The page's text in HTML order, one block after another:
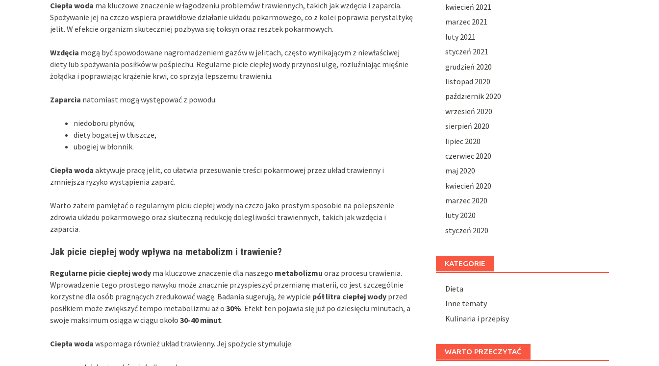
Ciepła woda ma kluczowe znaczenie w łagodzeniu problemów trawiennych, takich jak wzdęcia i zaparcia.
Spożywanie jej na czczo wspiera prawidłowe działanie układu pokarmowego, co z kolei poprawia perystaltykę
jelit. W efekcie organizm skuteczniej pozbywa się toksyn oraz resztek pokarmowych.
Wzdęcia mogą być spowodowane nagromadzeniem gazów w jelitach, często wynikającym z niewłaściwej
diety lub spożywania posiłków w pośpiechu. Regularne picie ciepłej wody przynosi ulgę, rozluźniając mięśnie
żołądka i poprawiając krążenie krwi, co sprzyja lepszemu trawieniu.
Zaparcia natomiast mogą występować z powodu:
niedoboru płynów,
diety bogatej w tłuszcze,
ubogiej w błonnik.
Ciepła woda aktywuje pracę jelit, co ułatwia przesuwanie treści pokarmowej przez układ trawienny i
zmniejsza ryzyko wystąpienia zaparć.
Warto zatem pamiętać o regularnym piciu ciepłej wody na czczo jako prostym sposobie na polepszenie
zdrowia układu pokarmowego oraz skuteczną redukcję dolegliwości trawiennych, takich jak wzdęcia i
zaparcia.
Jak picie ciepłej wody wpływa na metabolizm i trawienie?
Regularne picie ciepłej wody ma kluczowe znaczenie dla naszego metabolizmu oraz procesu trawienia.
Wprowadzenie tego prostego nawyku może znacznie przyspieszyć przemianę materii, co jest szczególnie
korzystne dla osób pragnących zredukować wagę. Badania sugerują, że wypicie pół litra ciepłej wody przed
posiłkiem może zwiększyć tempo metabolizmu aż o 30%. Efekt ten pojawia się już po dziesięciu minutach, a
swoje maksimum osiąga w ciągu około 30-40 minut.
Ciepła woda wspomaga również układ trawienny. Jej spożycie stymuluje:
kwiecień 2021
marzec 2021
luty 2021
styczeń 2021
grudzień 2020
listopad 2020
październik 2020
wrzesień 2020
sierpień 2020
lipiec 2020
czerwiec 2020
maj 2020
kwiecień 2020
marzec 2020
luty 2020
styczeń 2020
KATEGORIE
Dieta
Inne tematy
Kulinaria i przepisy
WARTO PRZECZYTAĆ